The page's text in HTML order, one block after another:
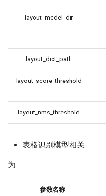
layout_model_dir
layout_dict_path
layout_score_threshold
layout_nms_threshold
表格识别模型相关
为
参数名称